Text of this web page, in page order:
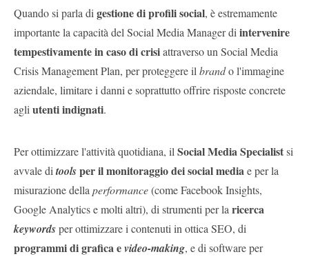
Quando si parla di gestione di profili social, è estremamente
importante la capacità del Social Media Manager di intervenire
tempestivamente in caso di crisiattraverso un Social Media
Crisis Management Plan, per proteggere il brando l'immagine
aziendale, limitare i danni e soprattutto offrire risposte concrete
agli utenti indignati.
Per ottimizzare l'attività quotidiana, il Social Media Specialistsi
avvale di toolsper il monitoraggio dei social mediae per la
misurazione della performance(come Facebook Insights,
Google Analytics e molti altri), di strumenti per la ricerca
keywordsper ottimizzare i contenuti in ottica SEO, di
programmi di grafica evideo-making, e di software per